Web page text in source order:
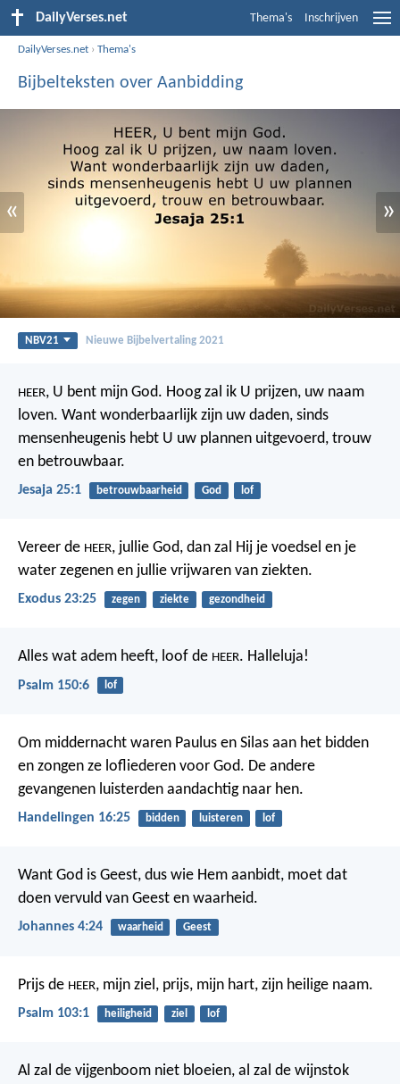
DailyVerses.net Thema's Inschrijven
DailyVerses.net ›Thema's
Bijbelteksten over Aanbidding
« »
NBV21 Nieuwe Bijbelvertaling 2021
HEER, U bent mijn God. Hoog zal ik U prijzen, uw naam
loven. Want wonderbaarlijk zijn uw daden, sinds
mensenheugenis hebt U uw plannen uitgevoerd, trouw
en betrouwbaar.
Jesaja 25:1 betrouwbaarheid God lof
Vereer de HEER, jullie God, dan zal Hij je voedsel en je
water zegenen en jullie vrijwaren van ziekten.
Exodus 23:25 zegen ziekte gezondheid
Alles wat adem heeft, loof de HEER. Halleluja!
Psalm 150:6 lof
Om middernacht waren Paulus en Silas aan het bidden
en zongen ze lofliederen voor God. De andere
gevangenen luisterden aandachtig naar hen.
Handelingen 16:25 bidden luisteren lof
Want God is Geest, dus wie Hem aanbidt, moet dat
doen vervuld van Geest en waarheid.
Johannes 4:24 waarheid Geest
Prijs de HEER, mijn ziel, prijs, mijn hart, zijn heilige naam.
Psalm 103:1 heiligheid ziel lof
Al zal de vijgenboom niet bloeien, al zal de wijnstok